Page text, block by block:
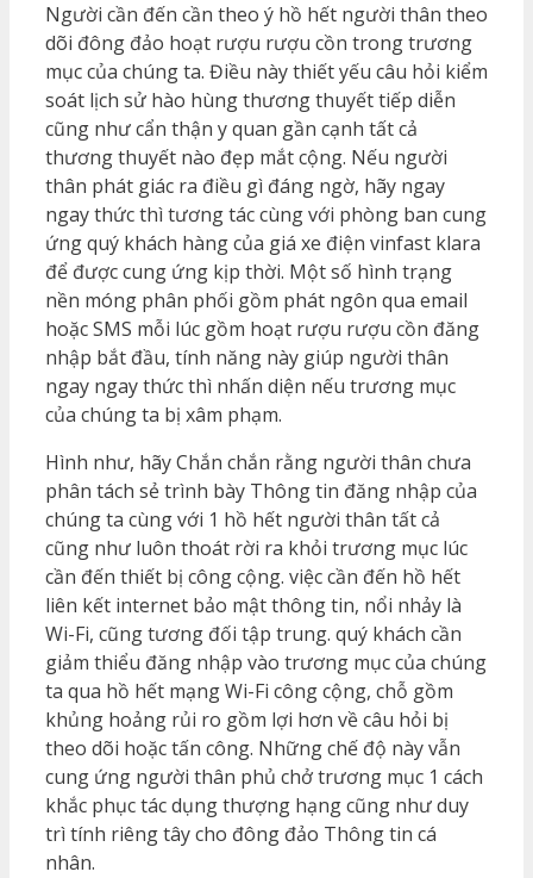
Người cần đến cần theo ý hồ hết người thân theo
dõi đông đảo hoạt rượu rượu cồn trong trương
mục của chúng ta. Điều này thiết yếu câu hỏi kiểm
soát lịch sử hào hùng thương thuyết tiếp diễn
cũng như cẩn thận y quan gần cạnh tất cả
thương thuyết nào đẹp mắt cộng. Nếu người
thân phát giác ra điều gì đáng ngờ, hãy ngay
ngay thức thì tương tác cùng với phòng ban cung
ứng quý khách hàng của giá xe điện vinfast klara
để được cung ứng kịp thời. Một số hình trạng
nền móng phân phối gồm phát ngôn qua email
hoặc SMS mỗi lúc gồm hoạt rượu rượu cồn đăng
nhập bắt đầu, tính năng này giúp người thân
ngay ngay thức thì nhấn diện nếu trương mục
của chúng ta bị xâm phạm.
Hình như, hãy Chắn chắn rằng người thân chưa
phân tách sẻ trình bày Thông tin đăng nhập của
chúng ta cùng với 1 hồ hết người thân tất cả
cũng như luôn thoát rời ra khỏi trương mục lúc
cần đến thiết bị công cộng. việc cần đến hồ hết
liên kết internet bảo mật thông tin, nổi nhảy là
Wi-Fi, cũng tương đối tập trung. quý khách cần
giảm thiểu đăng nhập vào trương mục của chúng
ta qua hồ hết mạng Wi-Fi công cộng, chỗ gồm
khủng hoảng rủi ro gồm lợi hơn về câu hỏi bị
theo dõi hoặc tấn công. Những chế độ này vẫn
cung ứng người thân phủ chở trương mục 1 cách
khắc phục tác dụng thượng hạng cũng như duy
trì tính riêng tây cho đông đảo Thông tin cá
nhân.